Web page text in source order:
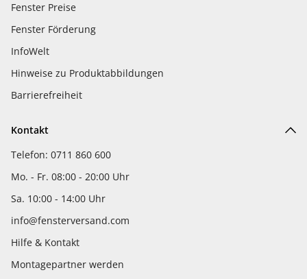
Fenster Preise
Fenster Förderung
InfoWelt
Hinweise zu Produktabbildungen
Barrierefreiheit
Kontakt
Telefon: 0711 860 600
Mo. - Fr. 08:00 - 20:00 Uhr
Sa. 10:00 - 14:00 Uhr
info@fensterversand.com
Hilfe & Kontakt
Montagepartner werden